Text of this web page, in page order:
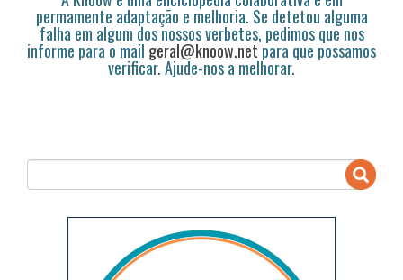
permamente adaptação e melhoria. Se detetou alguma
falha em algum dos nossos verbetes, pedimos que nos
informe para o mail geral@knoow.netpara que possamos
verificar. Ajude-nos a melhorar.